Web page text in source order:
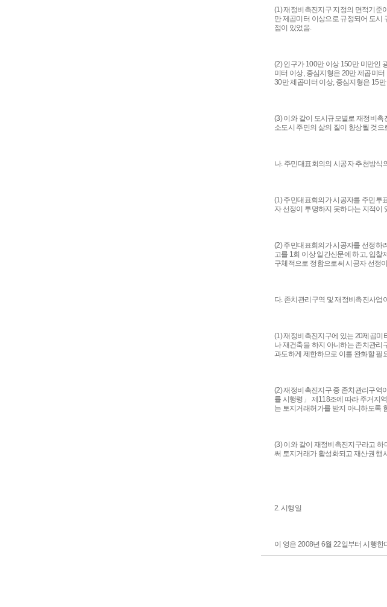
(1) 재정비촉진지구 지정의 면적기준
만 제곱미터 이상으로 규정되어 도시
점이 있었음.
(2) 인구가 100만 이상 150만 미만인
미터 이상, 중심지형은 20만 제곱미
30만 제곱미터 이상, 중심지형은 15
(3) 이와 같이 도시규모별로 재정비
소도시 주민의 삶의 질이 향상될 것으
나. 주민대표회의의 시공자 추천방식
(1) 주민대표회의가 시공자를 주민투
자 선정이 투명하지 못하다는 지적이
(2) 주민대표회의가 시공자를 선정하
고를 1회 이상 일간신문에 하고, 입
구체적으로 정함으로써 시공자 선정
다. 존치관리구역 및 재정비촉진사업
(1) 재정비촉진지구에 있는 20제곱미
나 재건축을 하지 아니하는 존치관리
과도하게 제한하므로 이를 완화할 필
(2) 재정비촉진지구 중 존치관리구역
률 시행령」 제118조에 따라 주거지
는 토지거래허가를 받지 아니하도록
(3) 이와 같이 재정비촉진지구라고
써 토지거래가 활성화되고 재산권 행
2. 시행일
이 영은 2008년 6월 22일부터 시행